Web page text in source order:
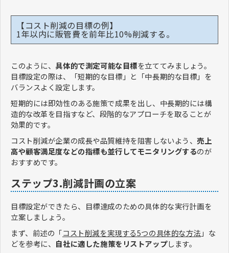
【コスト削減の目標の例】
1年以内に販管費を前年比10%削減する。
このように、 具体的で測定可能な目標を立ててみましょう。
目標設定の際は、「短期的な目標」と「中長期的な目標」を
バランスよく設定します。
短期的には即効性のある施策で成果を出し、中長期的には構
造的な改革を目指すなど、段階的なアプローチを取ることが
効果的です。
コスト削減が企業の成長や品質維持を阻害しないよう、売上
高や顧客満足度などの指標も並行してモニタリングするのが
おすすめです。
ステップ3.削減計画の立案
目標設定ができたら、目標達成のための具体的な実行計画を
立案しましょう。
まず、前述の「コスト削減を実現する5つの具体的な方法 」な
どを参考に、 自社に適した施策をリストアップします。